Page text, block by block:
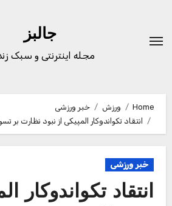
content
جالبز
مجله اینترنتی و سبک
Home ورزش
خبر ورزشی
انتقاد تکواندوکار المپیکی از نبود نظارت بر
خبر ورزشی
انتقاد تکواندوکار